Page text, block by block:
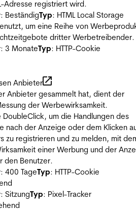
Adresse registriert wird.
: BeständigTyp: HTML Local Storage
um eine Reihe von
dritter Werbetreibender.
: 3 MonateTyp: HTTP-Cookie
Anbieter
Anbieter gesammelt hat, dient der
der Werbewirksamkeit.
um die Handlungen des
nach der Anzeige oder dem Klicken
zu registrieren und zu melden, mit
einer Werbung und der
den Benutzer.
: 400 TageTyp: HTTP-Cookie
: SitzungTyp: Pixel-Tracker